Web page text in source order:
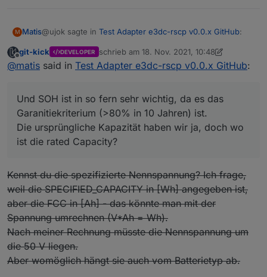
M Matis@ujok sagte in Test Adapter e3dc-rscp v0.0.x GitHub:
SOH = FCC/DesignCapacity(spezifizierte
interessieren, wie e3dc oder LG das berechnet, denn mit
den vorhandenen Werten komme ich nicht auf das
angezeigte Ergebnis.
Und SOH ist in so fern sehr wichtig, da es das
Garanitiekriterium (>80% in 10 Jahren) ist.
Offline
git-kick DEVELOPER schrieb am 18. Nov. 2021, 10:48
zuletzt editiert von git-kick
@matis said in Test Adapter e3dc-rscp v0.0.x GitHub:
Und SOH ist in so fern sehr wichtig, da es das
Garanitiekriterium (>80% in 10 Jahren) ist.
Die ursprüngliche Kapazität haben wir ja, doch wo
ist die rated Capacity?
Kennst du die spezifizierte Nennspannung? Ich frage,
weil die SPECIFIED_CAPACITY in [Wh] angegeben ist,
aber die FCC in [Ah] - das könnte man mit der
Spannung umrechnen (V*Ah = Wh).
Nach meiner Rechnung müsste die Nennspannung um
die 50 V liegen.
Aber womöglich hängt sie auch vom Batterietyp ab.